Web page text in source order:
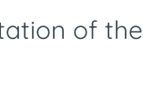
of the